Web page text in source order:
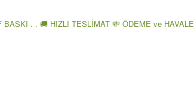
BASKI . . 🚚 HIZLI TESLİMAT 💸 ÖDEME ve HAVALE